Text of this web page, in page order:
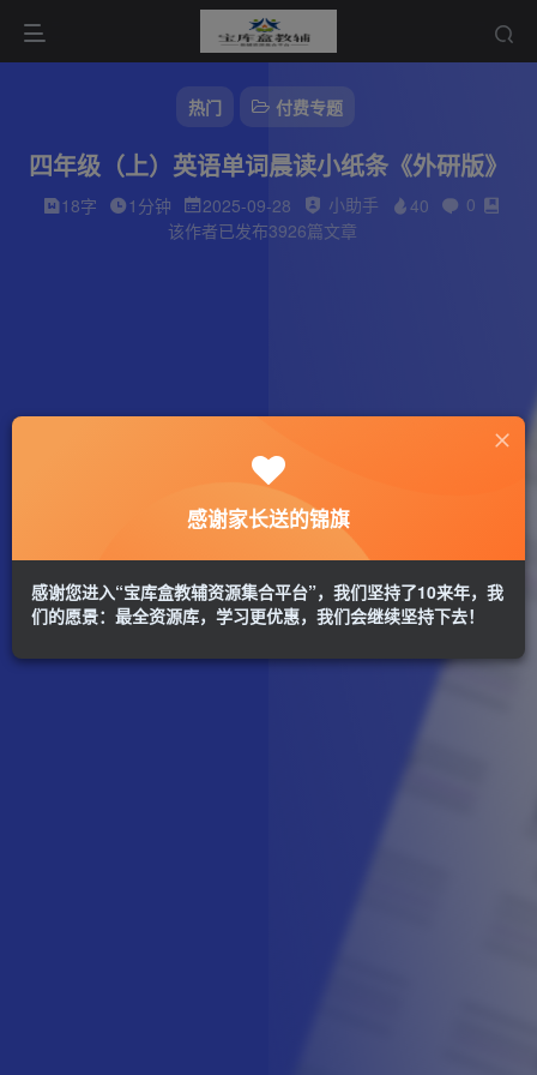
热门 付费专题
四年级（上）英语单词晨读小纸条《外研版》
18字 1分钟 2025-09-28 小助手 40
0
该作者已发布3926篇文章
感谢家长送的锦旗
感谢您进入“宝库盒教辅资源集合平台”，我们坚持了10来年，我
们的愿景：最全资源库，学习更优惠，我们会继续坚持下去！